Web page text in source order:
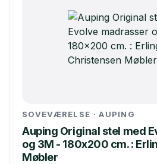
SOVEVÆRELSE · AUPING
Auping Original stel med
og 3M - 180x200 cm. :
Møbler